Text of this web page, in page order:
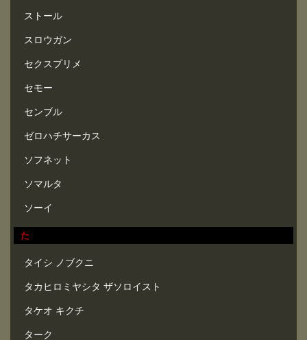
ストール
スロウガン
セクスプリメ
セモー
センブル
ゼロハチサーカス
ソフネット
ソマルタ
ソーイ
た
タイシ ノブクニ
タカヒロミヤシタ ザソロイスト
タケオ キクチ
ターク